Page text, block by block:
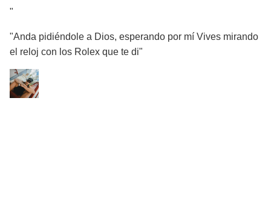
"
"Anda pidiéndole a Dios, esperando por mí Vives mirando
el reloj con los Rolex que te di"